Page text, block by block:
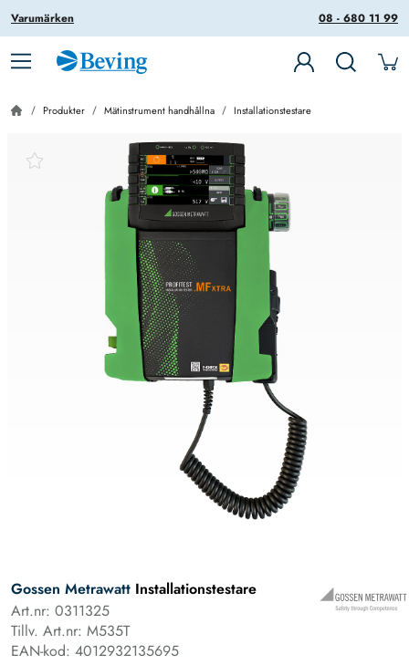
08 - 680 11 99
Varumärken
Produkter Mätinstrument handhållna Installationstestare
Gossen Metrawatt Installationstestare
Art.nr: 0311325
Tillv. Art.nr: M535T
EAN-kod: 4012932135695